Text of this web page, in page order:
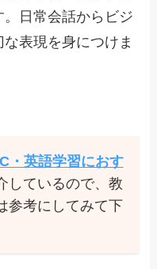
日常会話からビジ
表現を身につけま
・英語学習におす
しているので、教
参考にしてみて下